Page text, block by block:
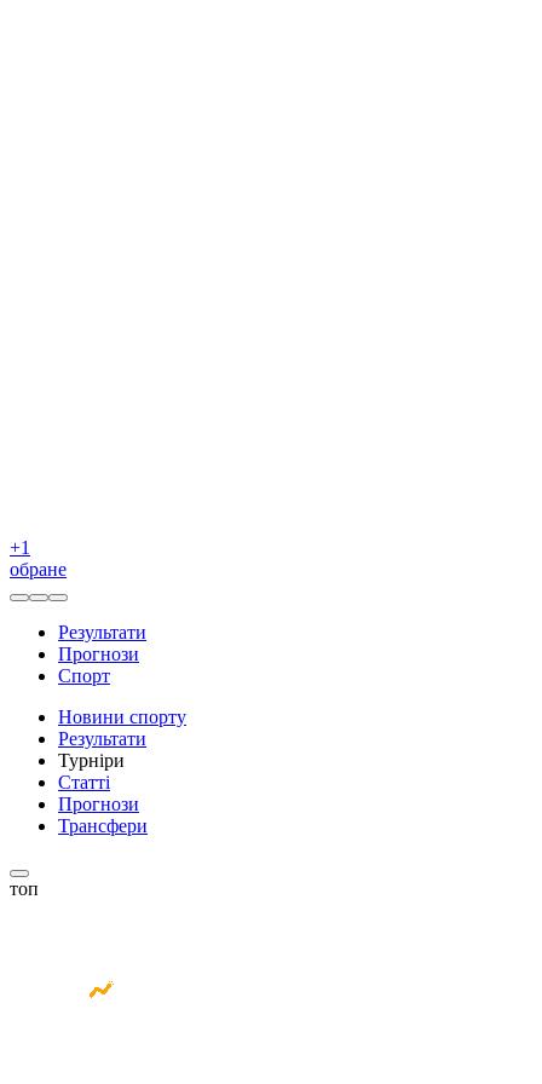
+1
обране
Результати
Прогнози
Спорт
Новини спорту
Результати
Турніри
Статті
Прогнози
Трансфери
топ